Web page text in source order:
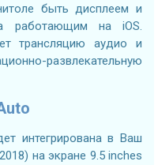
быть дисплеем и
работающим на iOS.
трансляцию аудио и
развлекательную
интегрирована в Ваш
на экране 9.5 inches